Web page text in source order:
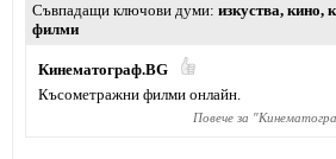
Съвпадащи ключови думи изкуства, кино,
филми
Кинематограф.BG
Късометражни филми онлайн.
Повече за "